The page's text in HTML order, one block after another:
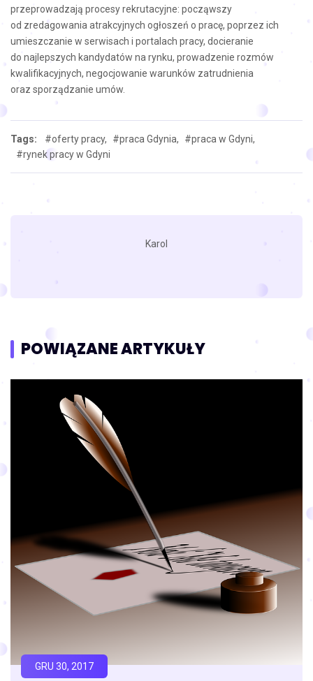
przeprowadzają procesy rekrutacyjne: począwszy
od zredagowania atrakcyjnych ogłoszeń o pracę, poprzez ich
umieszczanie w serwisach i portalach pracy, docieranie
do najlepszych kandydatów na rynku, prowadzenie rozmów
kwalifikacyjnych, negocjowanie warunków zatrudnienia
oraz sporządzanie umów.
Tags: #oferty pracy, #praca Gdynia,
#praca w Gdyni,
#rynek pracy w Gdyni
Karol
POWIĄZANE ARTYKUŁY
GRU 30, 2017